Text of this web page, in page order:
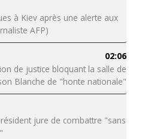
à Kiev après une alerte aux
AFP)
02:06
de justice bloquant la salle de
Blanche de "honte nationale"
jure de combattre "sans